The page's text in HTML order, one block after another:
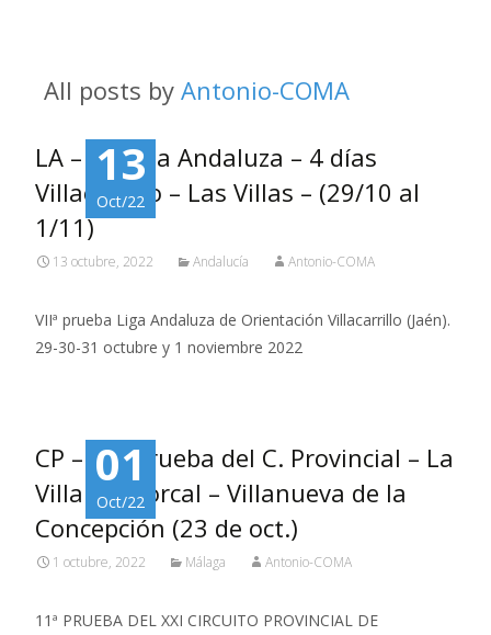
All posts by Antonio-COMA
13
Oct/22
LA – VII Liga Andaluza – 4 días
Villacarrillo – Las Villas – (29/10 al
1/11)
13 octubre, 2022 Andalucía Antonio-COMA
VIIª prueba Liga Andaluza de Orientación Villacarrillo (Jaén).
29-30-31 octubre y 1 noviembre 2022
01
Oct/22
CP – 11ª prueba del C. Provincial – La
Villa del Torcal – Villanueva de la
Concepción (23 de oct.)
1 octubre, 2022 Málaga Antonio-COMA
11ª PRUEBA DEL XXI CIRCUITO PROVINCIAL DE